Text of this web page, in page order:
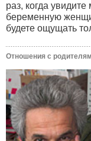
раз, когда
беременную
будете ощущать
Отношения с